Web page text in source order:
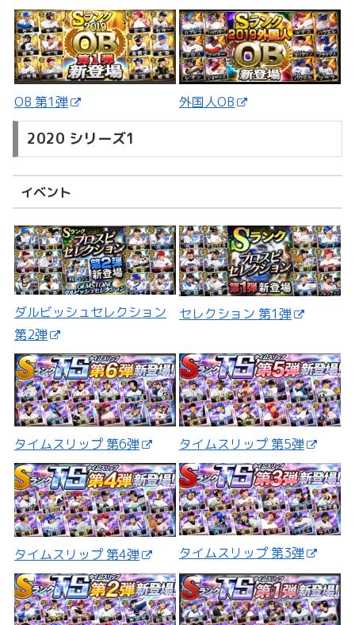
OB 第1弾 外国人OB
2020 シリーズ1
イベント
ダルビッシュセレクション
第2弾
セレクション 第1弾
タイムスリップ 第6弾 タイムスリップ 第5弾
タイムスリップ 第4弾 タイムスリップ 第3弾